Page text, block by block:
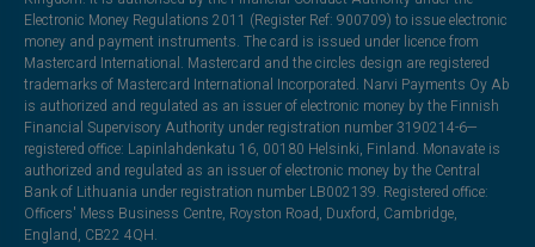
Electronic Money Regulations 2011 (Register Ref: 900709) to issue electronic
money and payment instruments. The card is issued under licence from
Mastercard International. Mastercard and the circles design are registered
trademarks of Mastercard International Incorporated. Narvi Payments Oy Ab
is authorized and regulated as an issuer of electronic money by the Finnish
Financial Supervisory Authority under registration number 3190214-6—
registered office: Lapinlahdenkatu 16, 00180 Helsinki, Finland. Monavate is
authorized and regulated as an issuer of electronic money by the Central
Bank of Lithuania under registration number LB002139. Registered office:
Officers' Mess Business Centre, Royston Road, Duxford, Cambridge,
England, CB22 4QH.